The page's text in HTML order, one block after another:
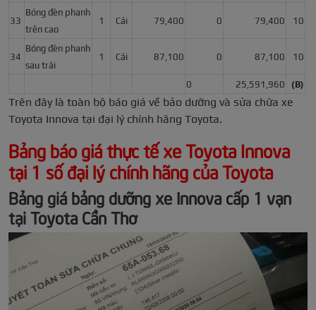
33
Bóng đèn phanh
trên cao
1 Cái 79,400 0 79,400 10
34
Bóng đèn phanh
sau trái
1 Cái 87,100 0 87,100 10
0 25,591,960 (B)
Trên đây là toàn bộ báo giá về bảo dưỡng và sửa chữa xe
Toyota Innova tại đại lý chính hãng Toyota.
Bảng báo giá thực tế xe Toyota Innova
tại 1 số đại lý chính hãng của Toyota
Bảng giá bảng dưỡng xe Innova cấp 1 vạn
tại Toyota Cần Thơ